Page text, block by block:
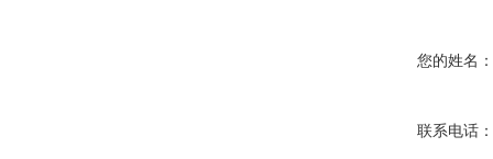
您的姓名：
联系电话：